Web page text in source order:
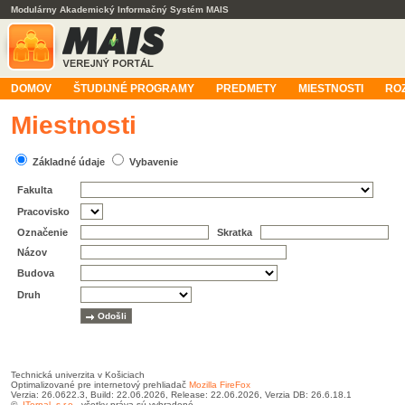
Modulárny Akademický Informačný Systém MAIS
DOMOV ŠTUDIJNÉ PROGRAMY PREDMETY MIESTNOSTI
Miestnosti
Základné údaje Vybavenie
Fakulta
Pracovisko
Označenie
Skratka
Názov
Budova
Druh
Technická univerzita v Košiciach
Optimalizované pre internetový prehliadač Mozilla FireFox
Verzia: 26.0622.3, Build: 22.06.2026, Release: 22.06.2026, Verzia DB: 26.6.18.1